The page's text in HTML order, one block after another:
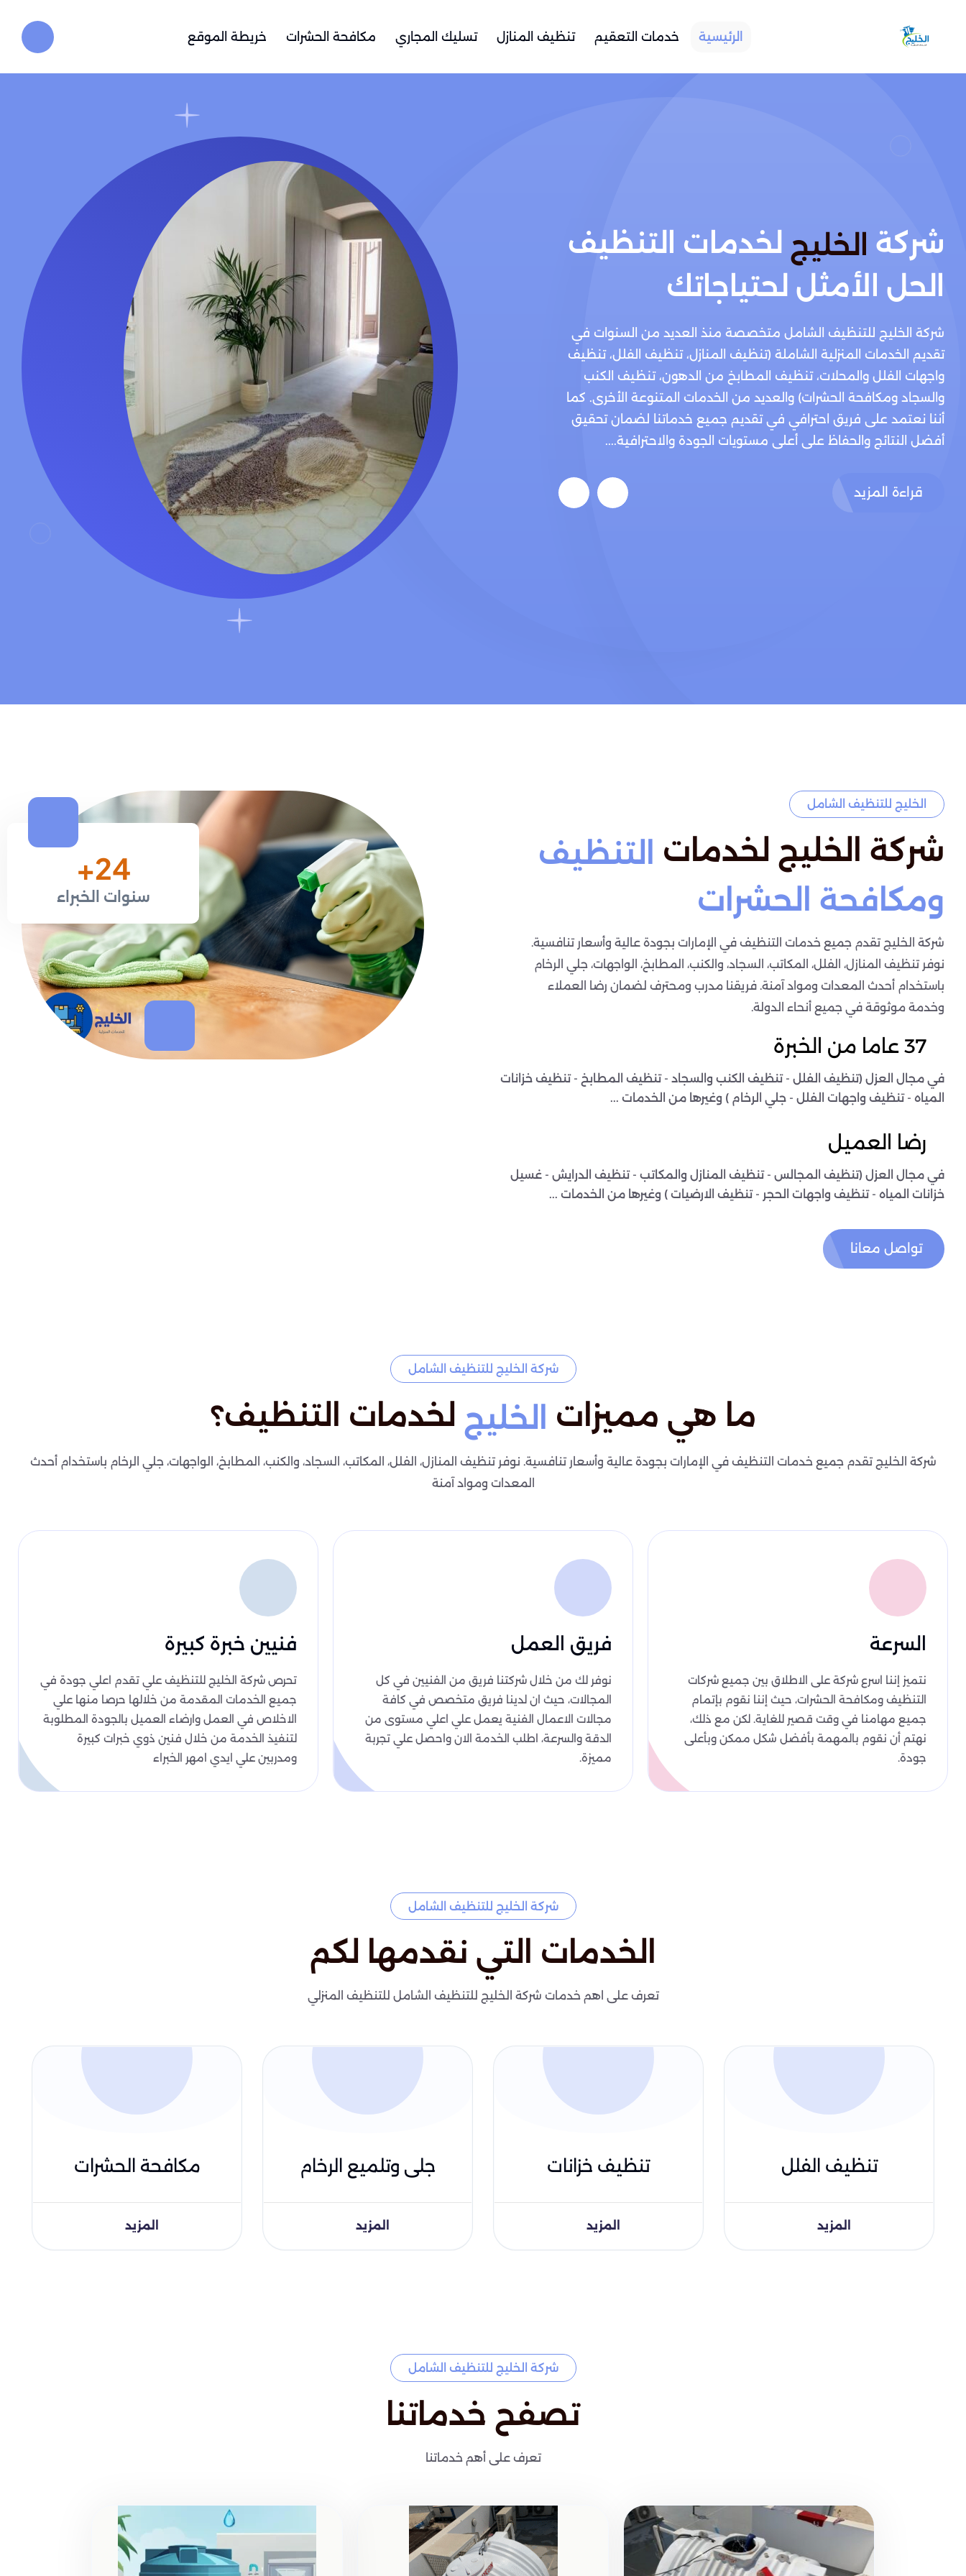
الرئيسية خدمات التعقيم تنظيف المنازل تسليك المجاري مكافحة الحشرات خريطة الموقع
شركة الخليج لخدمات التنظيف
الحل الأمثل لحتياجاتك
شركة الخليج للتنظيف الشامل متخصصة منذ العديد من السنوات في
تقديم الخدمات المنزلية الشاملة (تنظيف المنازل، تنظيف الفلل، تنظيف
واجهات الفلل والمحلات، تنظيف المطابخ من الدهون، تنظيف الكنب
والسجاد ومكافحة الحشرات) والعديد من الخدمات المتنوعة الأخرى. كما
أننا نعتمد على فريق احترافي في تقديم جميع خدماتنا لضمان تحقيق
أفضل النتائج والحفاظ على أعلى مستويات الجودة والاحترافية....
قراءة المزيد
الخليج للتنظيف الشامل
شركة الخليج لخدمات
التنظيف
ومكافحة الحشرات
شركة الخليج تقدم جميع خدمات التنظيف في الإمارات بجودة عالية وأسعار تنافسية.
نوفر تنظيف المنازل، الفلل، المكاتب، السجاد، والكنب، المطابخ، الواجهات، جلي الرخام
باستخدام أحدث المعدات ومواد آمنة. فريقنا مدرب ومحترف لضمان رضا العملاء
وخدمة موثوقة في جميع أنحاء الدولة.
37 عاما من الخبرة
في مجال العزل (تنظيف الفلل - تنظيف الكنب والسجاد - تنظيف المطابخ - تنظيف خزانات
المياه - تنظيف واجهات الفلل - جلي الرخام ) وغيرها من الخدمات ...
رضا العميل
في مجال العزل (تنظيف المجالس - تنظيف المنازل والمكاتب - تنظيف الدرايش - غسيل
خزانات المياه - تنظيف واجهات الحجر - تنظيف الارضيات ) وغيرها من الخدمات ...
تواصل معانا
37
+
سنوات الخبراء
شركة الخليج للتنظيف الشامل
ما هي مميزات الخليج لخدمات التنظيف؟
شركة الخليج تقدم جميع خدمات التنظيف في الإمارات بجودة عالية وأسعار تنافسية. نوفر تنظيف المنازل، الفلل، المكاتب، السجاد، والكنب، المطابخ، الواجهات، جلي الرخام باستخدام أحدث
المعدات ومواد آمنة
السرعة
نتميز إننا اسرع شركة على الاطلاق بين جميع شركات
التنظيف ومكافحة الحشرات، حيث إننا نقوم بإتمام
جميع مهامنا في وقت قصير للغاية. لكن مع ذلك،
نهتم أن نقوم بالمهمة بأفضل شكل ممكن وبأعلى
جودة.
فريق العمل
نوفر لك من خلال شركتنا فريق من الفنيين في كل
المجالات، حيث ان لدينا فريق متخصص في كافة
مجالات الاعمال الفنية يعمل علي اعلي مستوى من
الدقة والسرعة، اطلب الخدمة الان واحصل علي تجربة
مميزة.
فنيين خبرة كبيرة
تحرص شركة الخليج للتنظيف علي تقدم اعلي جودة في
جميع الخدمات المقدمة من خلالها حرصا منها علي
الاخلاص في العمل وارضاء العميل بالجودة المطلوبة
لتنفيذ الخدمة من خلال فنين ذوي خبرات كبيرة
ومدربين علي ايدي امهر الخبراء
شركة الخليج للتنظيف الشامل
الخدمات التي نقدمها لكم
تعرف على اهم خدمات شركة الخليج للتنظيف الشامل للتنظيف المنزلي
تنظيف الفلل
المزيد
تنظيف خزانات
المزيد
جلى وتلميع الرخام
المزيد
مكافحة الحشرات
المزيد
شركة الخليج للتنظيف الشامل
تصفح خدماتنا
تعرف على أهم خدماتنا